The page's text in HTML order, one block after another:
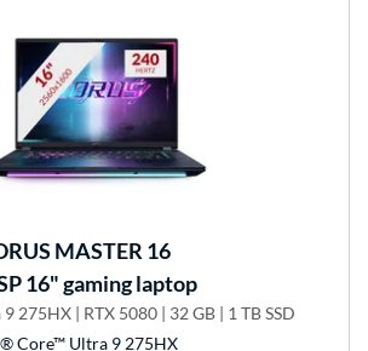
MASTER 16
16" gaming laptop
275HX | RTX 5080 | 32 GB | 1 TB SSD
Core™ Ultra 9 275HX